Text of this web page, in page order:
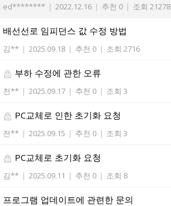
ed******** | 2022.12.16 | 추천 0 | 조회 21278
배선선로 임피던스 값 수정 방법
김** | 2025.09.18 | 추천 0 | 조회 2716
부하 수정에 관한 오류
천** | 2025.09.17 | 추천 0 | 조회 3
PC교체로 인한 초기화 요청
전** | 2025.09.15 | 추천 0 | 조회 3
PC교체로 초기화 요청
김** | 2025.09.11 | 추천 0 | 조회 8
프로그램 업데이트에 관련한 문의